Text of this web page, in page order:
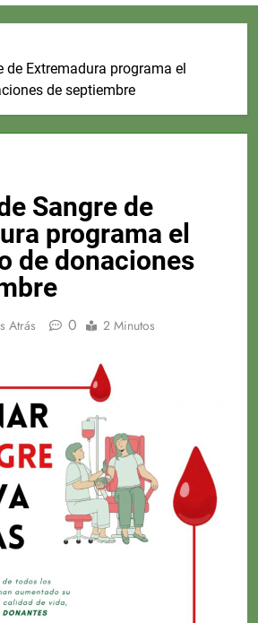
de Extremadura programa el
de septiembre
Sangre de
programa el
de donaciones
Atrás 0 2 Minutos